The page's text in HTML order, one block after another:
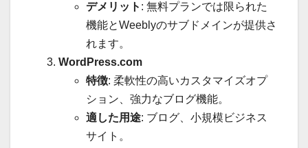
デメリット : 無料プランでは限られた
機能とWeeblyのサブドメインが提供さ
れます。
WordPress.com
特徴: 柔軟性の高いカスタマイズオプ
ション、強力なブログ機能。
適した用途: ブログ、小規模ビジネス
サイト。